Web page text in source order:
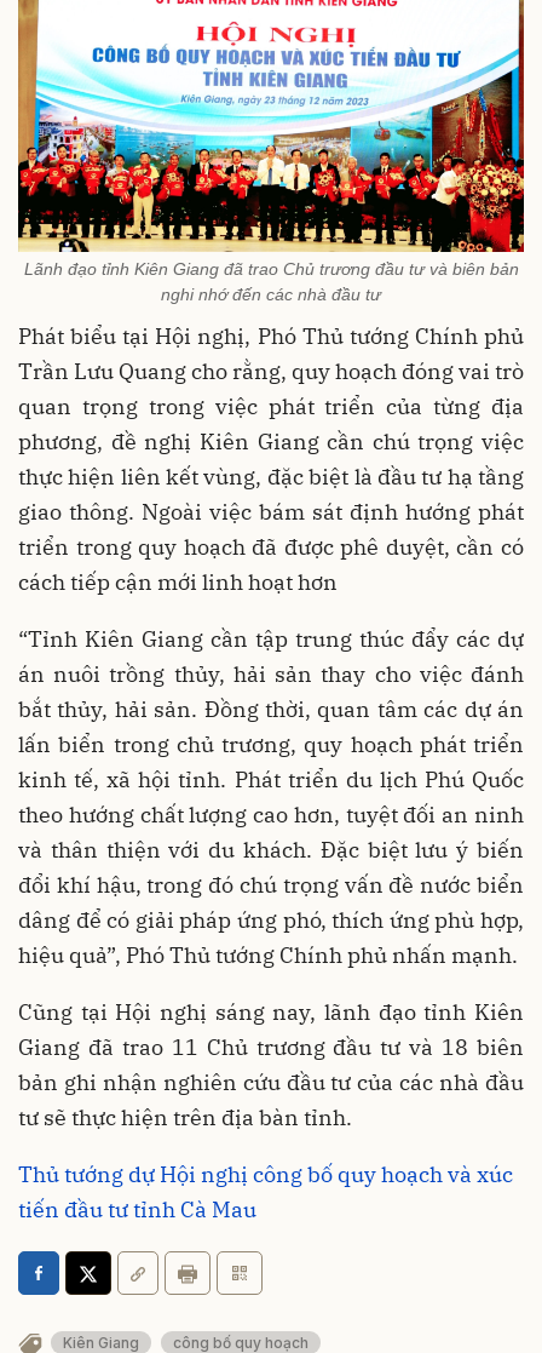
Lãnh đạo tỉnh Kiên Giang đã trao Chủ trương đầu tư và biên bản
nghi nhớ đến các nhà đầu tư
Phát biểu tại Hội nghị, Phó Thủ tướng Chính phủ
Trần Lưu Quang cho rằng, quy hoạch đóng vai trò
quan trọng trong việc phát triển của từng địa
phương, đề nghị Kiên Giang cần chú trọng việc
thực hiện liên kết vùng, đặc biệt là đầu tư hạ tầng
giao thông. Ngoài việc bám sát định hướng phát
triển trong quy hoạch đã được phê duyệt, cần có
cách tiếp cận mới linh hoạt hơn
“Tỉnh Kiên Giang cần tập trung thúc đẩy các dự
án nuôi trồng thủy, hải sản thay cho việc đánh
bắt thủy, hải sản. Đồng thời, quan tâm các dự án
lấn biển trong chủ trương, quy hoạch phát triển
kinh tế, xã hội tỉnh. Phát triển du lịch Phú Quốc
theo hướng chất lượng cao hơn, tuyệt đối an ninh
và thân thiện với du khách. Đặc biệt lưu ý biến
đổi khí hậu, trong đó chú trọng vấn đề nước biển
dâng để có giải pháp ứng phó, thích ứng phù hợp,
hiệu quả”, Phó Thủ tướng Chính phủ nhấn mạnh.
Cũng tại Hội nghị sáng nay, lãnh đạo tỉnh Kiên
Giang đã trao 11 Chủ trương đầu tư và 18 biên
bản ghi nhận nghiên cứu đầu tư của các nhà đầu
tư sẽ thực hiện trên địa bàn tỉnh.
Thủ tướng dự Hội nghị công bố quy hoạch và xúc
tiến đầu tư tỉnh Cà Mau
Kiên Giang
công bố quy hoạch